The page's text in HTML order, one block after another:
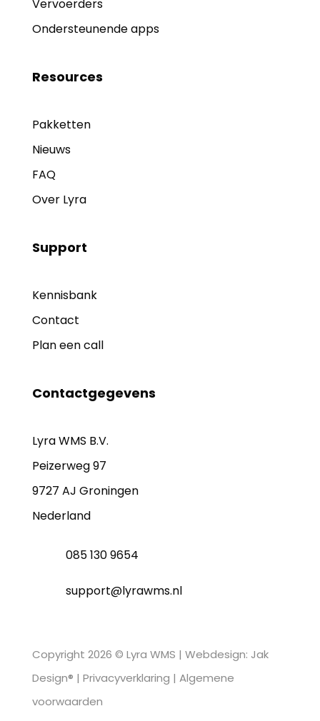
Vervoerders
Ondersteunende apps
Resources
Pakketten
Nieuws
FAQ
Over Lyra
Support
Kennisbank
Contact
Plan een call
Contactgegevens
Lyra WMS B.V.
Peizerweg 97
9727 AJ Groningen
Nederland
085 130 9654
support@lyrawms.nl
Copyright 2026 © Lyra WMS | Webdesign: Jak
Design® | Privacyverklaring | Algemene
voorwaarden